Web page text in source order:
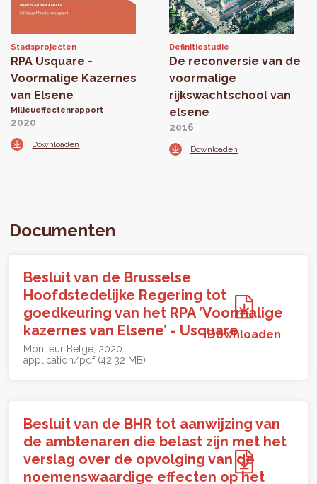
Stadsprojecten
RPA Usquare -
Voormalige Kazernes
van Elsene
Milieueffectenrapport
2020
Downloaden
Definitiestudie
De reconversie van de
voormalige
rijkswachtschool van
elsene
2016
Downloaden
Documenten
Besluit van de Brusselse
Hoofdstedelijke Regering tot
goedkeuring van het RPA ’Voormalige
kazernes van Elsene’ - Usquare
Moniteur Belge 2020
application/pdf (42.32 MB)
Downloaden
Besluit van de BHR tot aanwijzing van
de ambtenaren die belast zijn met het
verslag over de opvolging van de
noemenswaardige effecten op het